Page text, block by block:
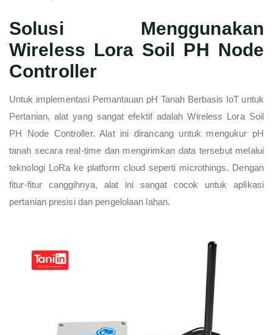
Solusi Menggunakan
Wireless Lora Soil PH Node
Controller
Untuk implementasi Pemantauan pH Tanah Berbasis IoT untuk
Pertanian, alat yang sangat efektif adalah Wireless Lora Soil
PH Node Controller. Alat ini dirancang untuk mengukur pH
tanah secara real-time dan mengirimkan data tersebut melalui
teknologi LoRa ke platform cloud seperti microthings. Dengan
fitur-fitur canggihnya, alat ini sangat cocok untuk aplikasi
pertanian presisi dan pengelolaan lahan.